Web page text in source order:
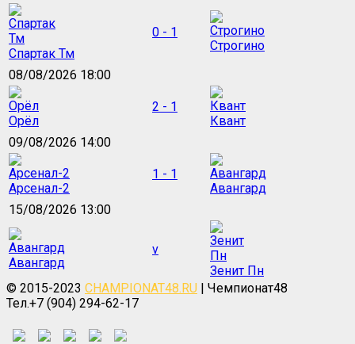
Спартак Тм
0 - 1
Строгино
08/08/2026 18:00
Орёл
2 - 1
Квант
09/08/2026 14:00
Арсенал-2
1 - 1
Авангард
15/08/2026 13:00
Авангард
v
Зенит Пн
© 2015-2023 CHAMPIONAT48.RU | Чемпионат48
Тел.+7 (904) 294-62-17